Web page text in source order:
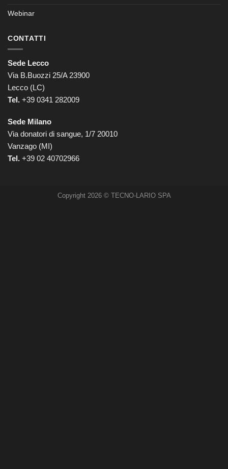
Webinar
CONTATTI
Sede Lecco
Via B.Buozzi 25/A 23900
Lecco (LC)
Tel. +39 0341 282009
Sede Milano
Via donatori di sangue, 1/7 20010
Vanzago (MI)
Tel. +39 02 40702966
Copyright 2026 © TECNO-LARIO SPA